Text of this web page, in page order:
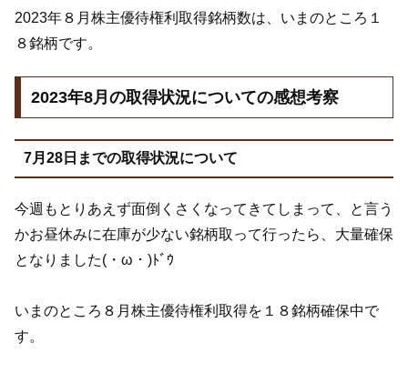
2023年８月株主優待権利取得銘柄数は、いまのところ１
８銘柄です。
2023年8月の取得状況についての感想考察
7月28日までの取得状況について
今週もとりあえず面倒くさくなってきてしまって、と言う
かお昼休みに在庫が少ない銘柄取って行ったら、大量確保
となりました(・ω・)ﾄﾞｳ
いまのところ８月株主優待権利取得を１８銘柄確保中で
す。